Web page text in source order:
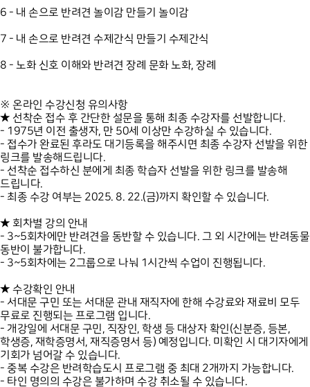
6 - 내 손으로 반려견 놀이감 만들기 놀이감
7 - 내 손으로 반려견 수제간식 만들기 수제간식
8 - 노화 신호 이해와 반려견 장례 문화 노화, 장례
※ 온라인 수강신청 유의사항
★ 선착순 접수 후 간단한 설문을 통해 최종 수강자를 선발합니다.
- 1975년 이전 출생자, 만 50세 이상만 수강하실 수 있습니다.
- 접수가 완료된 후라도 대기등록을 해주시면 최종 수강자 선발을 위한
링크를 발송해드립니다.
- 선착순 접수하신 분에게 최종 학습자 선발을 위한 링크를 발송해
드립니다.
- 최종 수강 여부는 2025. 8. 22.(금)까지 확인할 수 있습니다.
★ 회차별 강의 안내
- 3~5회차에만 반려견을 동반할 수 있습니다. 그 외 시간에는 반려동물
동반이 불가합니다.
- 3~5회차에는 2그룹으로 나눠 1시간씩 수업이 진행됩니다.
★ 수강확인 안내
- 서대문 구민 또는 서대문 관내 재직자에 한해 수강료와 재료비 모두
무료로 진행되는 프로그램 입니다.
- 개강일에 서대문 구민, 직장인, 학생 등 대상자 확인(신분증, 등본,
학생증, 재학증명서, 재직증명서 등) 예정입니다. 미확인 시 대기자에게
기회가 넘어갈 수 있습니다.
- 중복 수강은 반려학습도시 프로그램 중 최대 2개까지 가능합니다.
- 타인 명의의 수강은 불가하며 수강 취소될 수 있습니다.